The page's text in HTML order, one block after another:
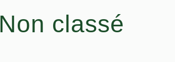
Non classé